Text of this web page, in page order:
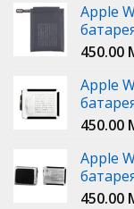
Apple
450.00
Apple
450.00
Apple
450.00